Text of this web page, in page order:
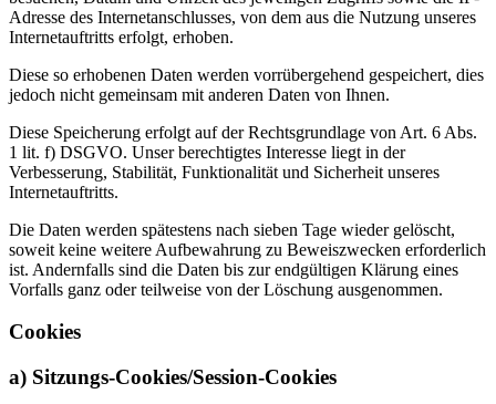
Adresse des Internetanschlusses, von dem aus die Nutzung unseres
Internetauftritts erfolgt, erhoben.
Diese so erhobenen Daten werden vorrübergehend gespeichert, dies
jedoch nicht gemeinsam mit anderen Daten von Ihnen.
Diese Speicherung erfolgt auf der Rechtsgrundlage von Art. 6 Abs.
1 lit. f) DSGVO. Unser berechtigtes Interesse liegt in der
Verbesserung, Stabilität, Funktionalität und Sicherheit unseres
Internetauftritts.
Die Daten werden spätestens nach sieben Tage wieder gelöscht,
soweit keine weitere Aufbewahrung zu Beweiszwecken erforderlich
ist. Andernfalls sind die Daten bis zur endgültigen Klärung eines
Vorfalls ganz oder teilweise von der Löschung ausgenommen.
Cookies
a) Sitzungs-Cookies/Session-Cookies